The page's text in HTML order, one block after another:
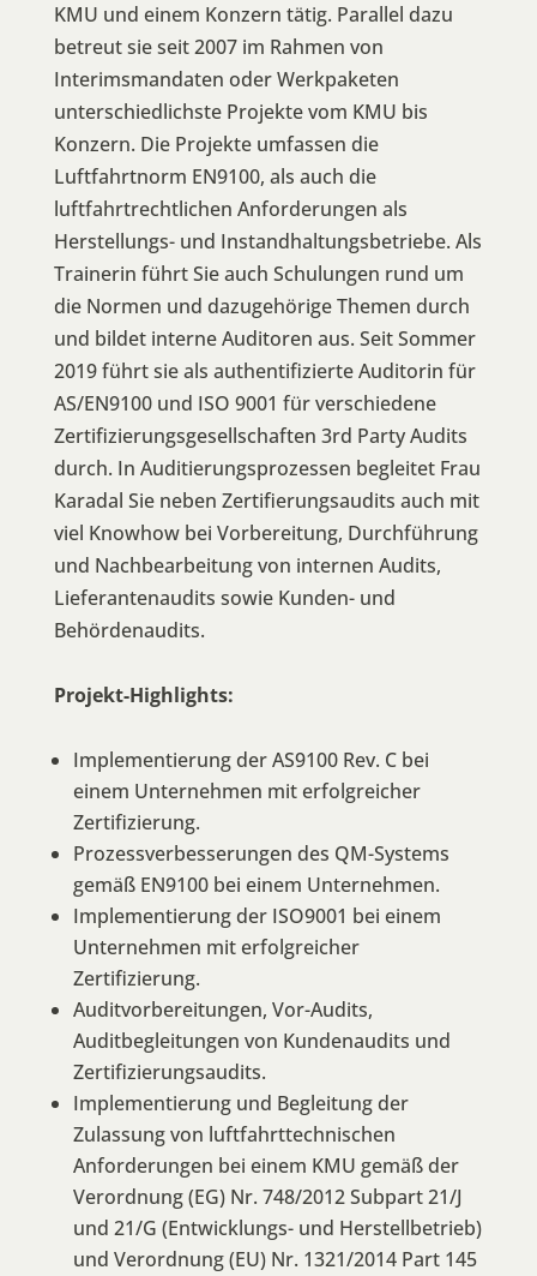
KMU und einem Konzern tätig. Parallel dazu
betreut sie seit 2007 im Rahmen von
Interimsmandaten oder Werkpaketen
unterschiedlichste Projekte vom KMU bis
Konzern. Die Projekte umfassen die
Luftfahrtnorm EN9100, als auch die
luftfahrtrechtlichen Anforderungen als
Herstellungs- und Instandhaltungsbetriebe. Als
Trainerin führt Sie auch Schulungen rund um
die Normen und dazugehörige Themen durch
und bildet interne Auditoren aus. Seit Sommer
2019 führt sie als authentifizierte Auditorin für
AS/EN9100 und ISO 9001 für verschiedene
Zertifizierungsgesellschaften 3rd Party Audits
durch. In Auditierungsprozessen begleitet Frau
Karadal Sie neben Zertifierungsaudits auch mit
viel Knowhow bei Vorbereitung, Durchführung
und Nachbearbeitung von internen Audits,
Lieferantenaudits sowie Kunden- und
Behördenaudits.
Projekt-Highlights:
Implementierung der AS9100 Rev. C bei
einem Unternehmen mit erfolgreicher
Zertifizierung.
Prozessverbesserungen des QM-Systems
gemäß EN9100 bei einem Unternehmen.
Implementierung der ISO9001 bei einem
Unternehmen mit erfolgreicher
Zertifizierung.
Auditvorbereitungen, Vor-Audits,
Auditbegleitungen von Kundenaudits und
Zertifizierungsaudits.
Implementierung und Begleitung der
Zulassung von luftfahrttechnischen
Anforderungen bei einem KMU gemäß der
Verordnung (EG) Nr. 748/2012 Subpart 21/J
und 21/G (Entwicklungs- und Herstellbetrieb)
und Verordnung (EU) Nr. 1321/2014 Part 145